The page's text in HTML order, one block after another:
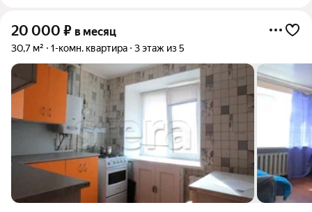
20 000 ₽ в месяц
30,7 м² 1-комн. квартира 3 этаж из 5